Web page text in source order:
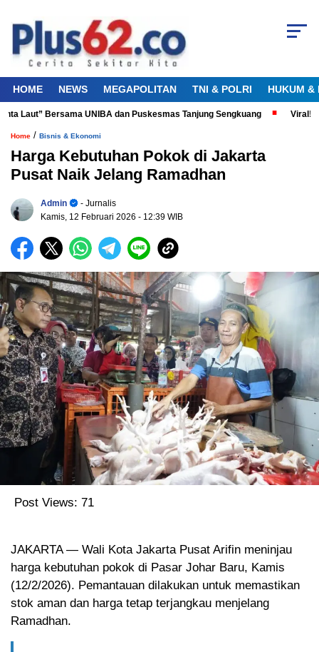
HOME NEWS MEGAPOLITAN TNI & POLRI HUKUM &
Laut” Bersama UNIBA dan Puskesmas Tanjung Sengkuang Viral!
Home / Bisnis & Ekonomi
Harga Kebutuhan Pokok di Jakarta
Pusat Naik Jelang Ramadhan
Admin
- Jurnalis
Kamis, 12 Februari 2026 - 12:39 WIB
Post Views: 71
JAKARTA — Wali Kota Jakarta Pusat Arifin meninjau
harga kebutuhan pokok di Pasar Johar Baru, Kamis
(12/2/2026). Pemantauan dilakukan untuk memastikan
stok aman dan harga tetap terjangkau menjelang
Ramadhan.